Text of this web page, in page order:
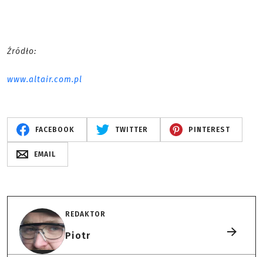
Źródło:
www.altair.com.pl
FACEBOOK TWITTER PINTEREST
EMAIL
REDAKTOR
Piotr